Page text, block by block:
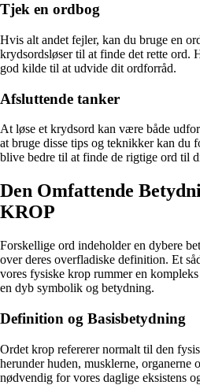
Tjek en ordbog
Hvis alt andet fejler, kan du bruge en
krydsordsløser til at finde det rette ord.
god kilde til at udvide dit ordforråd.
Afsluttende tanker
At løse et krydsord kan være både
at bruge disse tips og teknikker kan du
blive bedre til at finde de rigtige ord til
Den Omfattende
KROP
Forskellige ord indeholder en dybere
over deres overfladiske definition. Et
vores fysiske krop rummer en
en dyb symbolik og betydning.
Definition og Basisbetydning
Ordet krop refererer normalt til den
herunder huden, musklerne, organerne
nødvendig for vores daglige eksistens